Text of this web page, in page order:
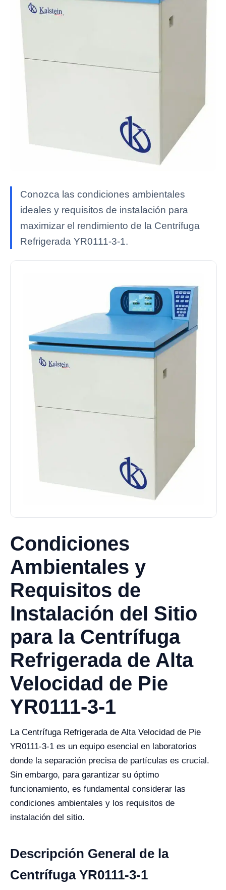
Conozca las condiciones ambientales
ideales y requisitos de instalación para
maximizar el rendimiento de la Centrífuga
Refrigerada YR0111-3-1.
Condiciones
Ambientales y
Requisitos de
Instalación del Sitio
para la Centrífuga
Refrigerada de Alta
Velocidad de Pie
YR0111-3-1
La Centrífuga Refrigerada de Alta Velocidad de Pie
YR0111-3-1 es un equipo esencial en laboratorios
donde la separación precisa de partículas es crucial.
Sin embargo, para garantizar su óptimo
funcionamiento, es fundamental considerar las
condiciones ambientales y los requisitos de
instalación del sitio.
Descripción General de la
Centrífuga YR0111-3-1